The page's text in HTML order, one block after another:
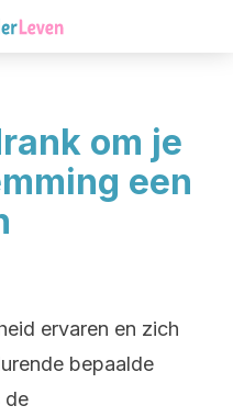
om je
een
ervaren en zich
bepaalde
de